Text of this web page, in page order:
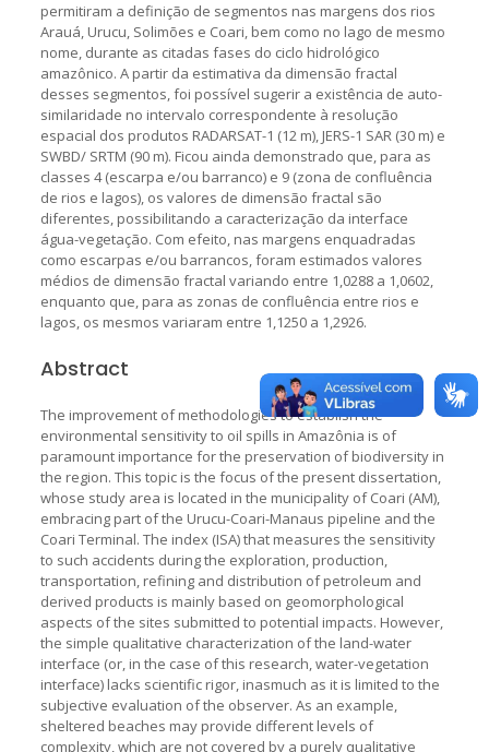
permitiram a definição de segmentos nas margens dos rios
Arauá, Urucu, Solimões e Coari, bem como no lago de mesmo
nome, durante as citadas fases do ciclo hidrológico
amazônico. A partir da estimativa da dimensão fractal
desses segmentos, foi possível sugerir a existência de auto-
similaridade no intervalo correspondente à resolução
espacial dos produtos RADARSAT-1 (12 m), JERS-1 SAR (30 m) e
SWBD/ SRTM (90 m). Ficou ainda demonstrado que, para as
classes 4 (escarpa e/ou barranco) e 9 (zona de confluência
de rios e lagos), os valores de dimensão fractal são
diferentes, possibilitando a caracterização da interface
água-vegetação. Com efeito, nas margens enquadradas
como escarpas e/ou barrancos, foram estimados valores
médios de dimensão fractal variando entre 1,0288 a 1,0602,
enquanto que, para as zonas de confluência entre rios e
lagos, os mesmos variaram entre 1,1250 a 1,2926.
Abstract
The improvement of methodologies to establish the
environmental sensitivity to oil spills in Amazônia is of
paramount importance for the preservation of biodiversity in
the region. This topic is the focus of the present dissertation,
whose study area is located in the municipality of Coari (AM),
embracing part of the Urucu-Coari-Manaus pipeline and the
Coari Terminal. The index (ISA) that measures the sensitivity
to such accidents during the exploration, production,
transportation, refining and distribution of petroleum and
derived products is mainly based on geomorphological
aspects of the sites submitted to potential impacts. However,
the simple qualitative characterization of the land-water
interface (or, in the case of this research, water-vegetation
interface) lacks scientific rigor, inasmuch as it is limited to the
subjective evaluation of the observer. As an example,
sheltered beaches may provide different levels of
complexity, which are not covered by a purely qualitative